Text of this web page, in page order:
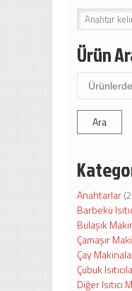
Ürün
Ara:
Ara
Anahtarlar
Barbekü
Bulaşık
Çamaşır
Çay
Çubuk
Diğer Isıtıcı